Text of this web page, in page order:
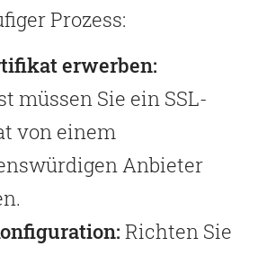
Prozess:
erwerben:
müssen Sie ein SSL-
von einem
Anbieter
Richten Sie